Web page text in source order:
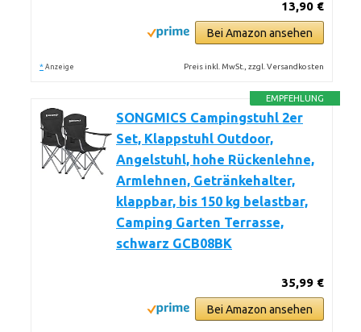
13,90 €
Bei Amazon ansehen
* Anzeige Preis inkl. MwSt., zzgl. Versandkosten
EMPFEHLUNG
SONGMICS Campingstuhl 2er
Set, Klappstuhl Outdoor,
Angelstuhl, hohe Rückenlehne,
Armlehnen, Getränkehalter,
klappbar, bis 150 kg belastbar,
Camping Garten Terrasse,
schwarz GCB08BK
35,99 €
Bei Amazon ansehen